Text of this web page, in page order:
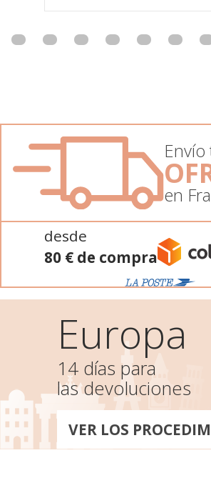
Envío
en
desde
80 € de compra
Europa
14 días para
las devoluciones
VER LOS